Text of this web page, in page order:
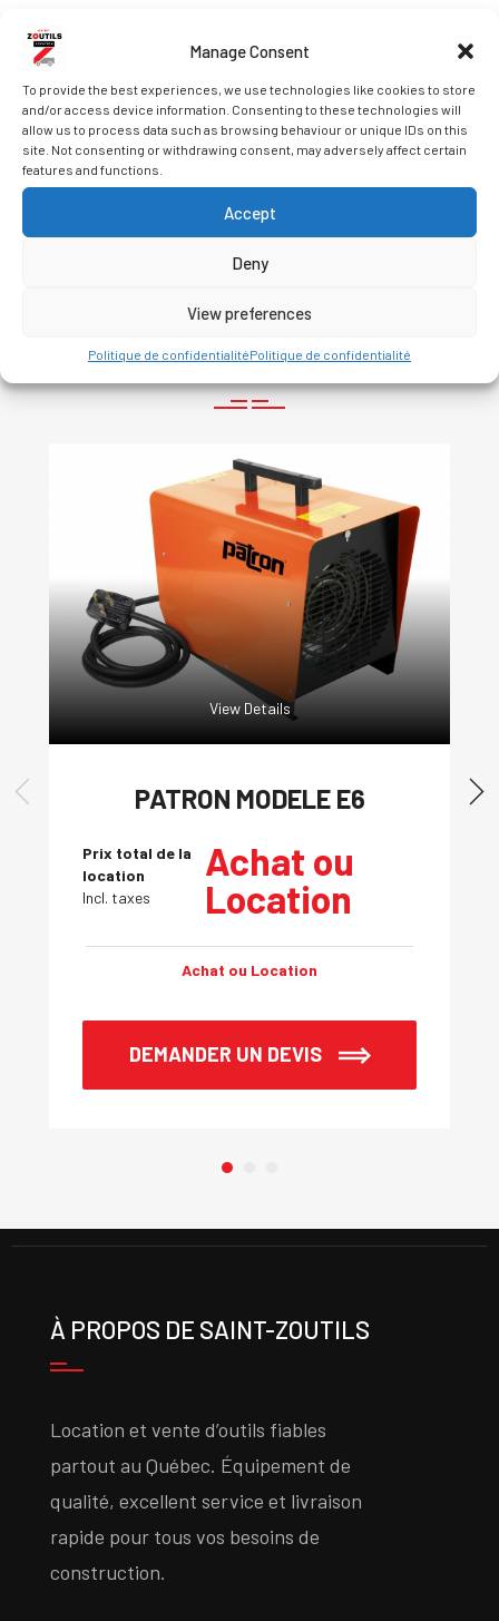
Manage Consent
To provide the best experiences, we use technologies like cookies to store
and/or access device information. Consenting to these technologies will
allow us to process data such as browsing behaviour or unique IDs on this
site. Not consenting or withdrawing consent, may adversely affect certain
features and functions.
Accept
Deny
View preferences
Politique de confidentialitéPolitique de confidentialité
DEMANDER UN DEVIS
Related Products
View Details
PATRON MODELE E6
Prix total de la
location
Incl. taxes
Achat ou
Location
Achat ou Location
DEMANDER UN DEVIS
À PROPOS DE SAINT-ZOUTILS
Location et vente d’outils fiables
partout au Québec. Équipement de
qualité, excellent service et livraison
rapide pour tous vos besoins de
construction.